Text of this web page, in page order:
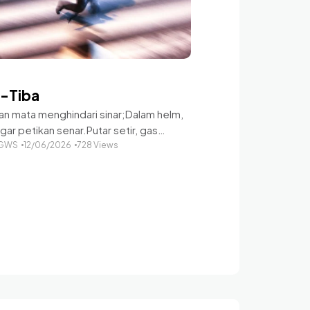
Tiba
mata menghindari sinar;Dalam helm,
petikan senar.Putar setir, gas
pajak,pijak harta kota berlabel adu
12/06/2026 728 Views